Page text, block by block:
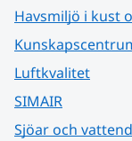
Havsmiljö i kust
Luftkvalitet
SIMAIR
Sjöar och